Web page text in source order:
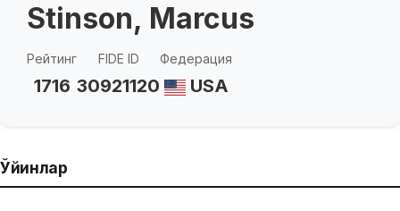
Stinson, Marcus
Рейтинг
1716
FIDE ID
30921120
Федерация
USA
Ўйинлар